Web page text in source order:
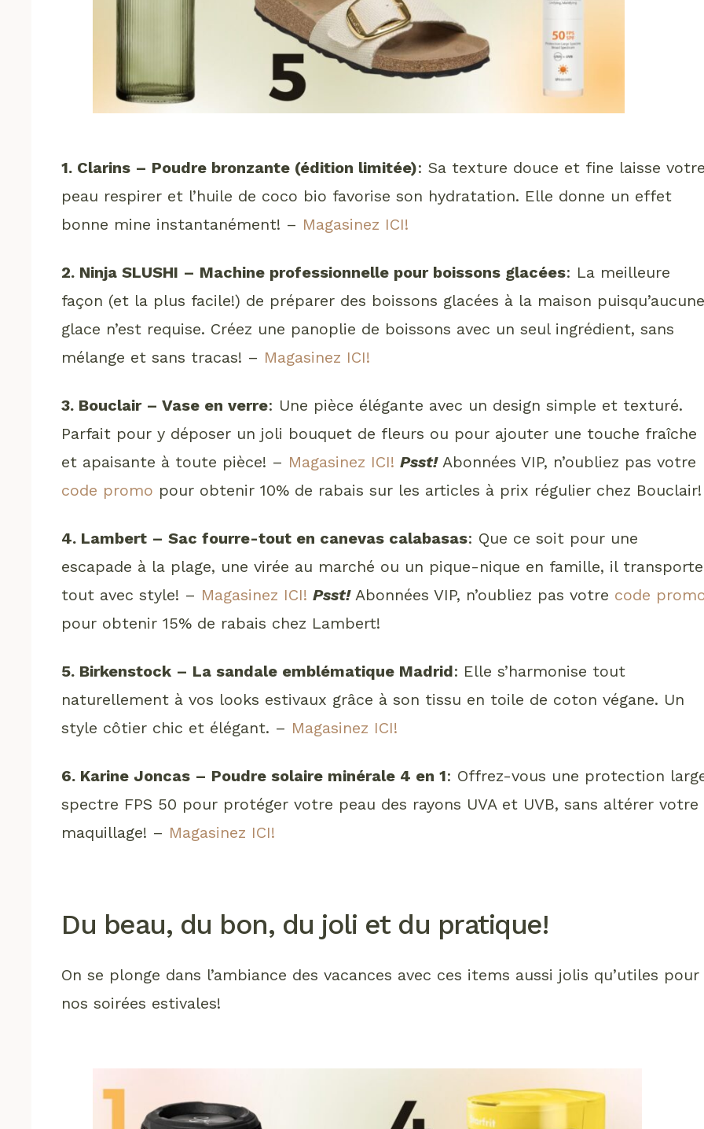
1. Clarins – Poudre bronzante (édition limitée): Sa texture douce et fine laisse
peau respirer et l’huile de coco bio favorise son hydratation. Elle donne un effet
bonne mine instantanément! – Magasinez ICI!
2. Ninja SLUSHI – Machine professionnelle pour boissons glacées: La meilleure
façon (et la plus facile!) de préparer des boissons glacées à la maison
glace n’est requise. Créez une panoplie de boissons avec un seul ingrédient, sans
mélange et sans tracas! – Magasinez ICI!
3. Bouclair – Vase en verre: Une pièce élégante avec un design simple et texturé.
Parfait pour y déposer un joli bouquet de fleurs ou pour ajouter une touche fraîche
et apaisante à toute pièce! – Magasinez ICI! Psst! Abonnées VIP, n’oubliez pas votre
code promo pour obtenir 10% de rabais sur les articles à prix régulier chez Bouclair!
4. Lambert – Sac fourre-tout en canevas calabasas: Que ce soit pour une
escapade à la plage, une virée au marché ou un pique-nique en famille, il transporte
tout avec style! – Magasinez ICI! Psst!Abonnées VIP, n’oubliez pas votre code
pour obtenir 15% de rabais chez Lambert!
5. Birkenstock – La sandale emblématique Madrid: Elle s’harmonise tout
naturellement à vos looks estivaux grâce à son tissu en toile de coton végane. Un
style côtier chic et élégant. – Magasinez ICI!
6. Karine Joncas – Poudre solaire minérale 4 en 1: Offrez-vous une protection
spectre FPS 50 pour protéger votre peau des rayons UVA et UVB, sans altérer votre
maquillage! – Magasinez ICI!
Du beau, du bon, du joli et du pratique!
On se plonge dans l’ambiance des vacances avec ces items aussi jolis qu’utiles pour
nos soirées estivales!